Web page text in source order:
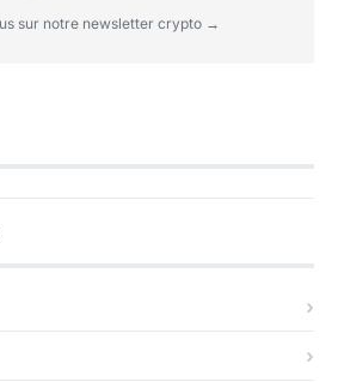
sur notre newsletter crypto →